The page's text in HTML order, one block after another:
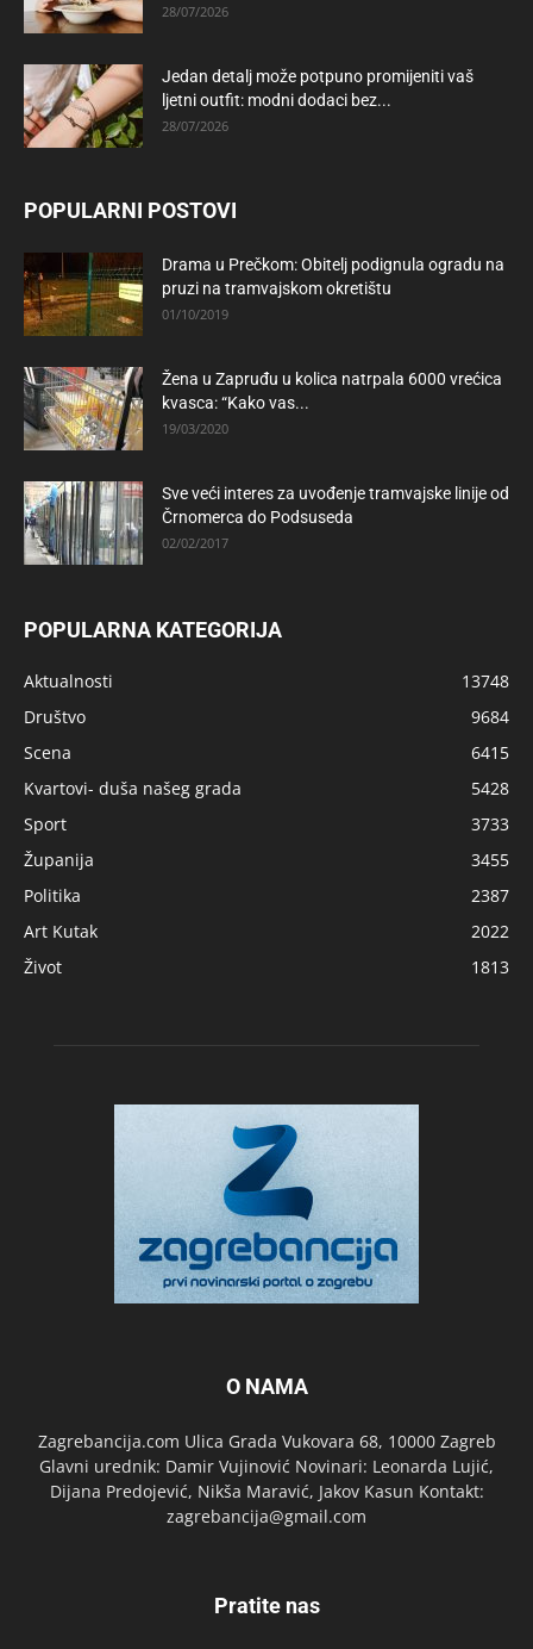
28/07/2026
Jedan detalj može potpuno promijeniti vaš
ljetni outfit: modni dodaci bez...
28/07/2026
POPULARNI POSTOVI
Drama u Prečkom: Obitelj podignula ogradu na
pruzi na tramvajskom okretištu
01/10/2019
Žena u Zapruđu u kolica natrpala 6000 vrećica
kvasca: “Kako vas...
19/03/2020
Sve veći interes za uvođenje tramvajske linije od
Črnomerca do Podsuseda
02/02/2017
POPULARNA KATEGORIJA
Aktualnosti
13748
Društvo
9684
Scena
6415
Kvartovi- duša našeg grada
5428
Sport
3733
Županija
3455
Politika
2387
Art Kutak
2022
Život
1813
O NAMA
Zagrebancija.com Ulica Grada Vukovara 68, 10000 Zagreb
Glavni urednik: Damir Vujinović Novinari: Leonarda Lujić,
Dijana Predojević, Nikša Maravić, Jakov Kasun Kontakt:
zagrebancija@gmail.com
Pratite nas